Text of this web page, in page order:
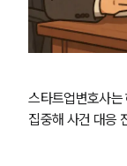
스타트업변호사는
집중해 사건 대응